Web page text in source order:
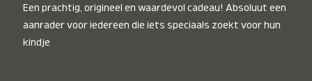
Een prachtig, origineel en waardevol cadeau! Absoluut een
aanrader voor iedereen die iets speciaals zoekt voor hun
kindje